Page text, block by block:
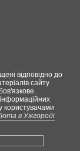
відповідно до
сайту
користувачами
в Ужгороді